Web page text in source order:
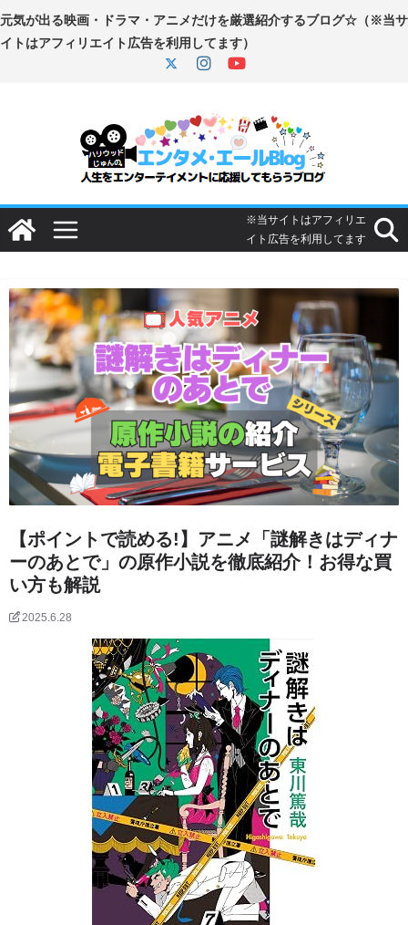
コ
ン
プ
【ポイントで読める!】アニメ「謎解きはディナ
ーのあとで」の原作小説を徹底紹介！お得な買
い方も解説
2025.6.28